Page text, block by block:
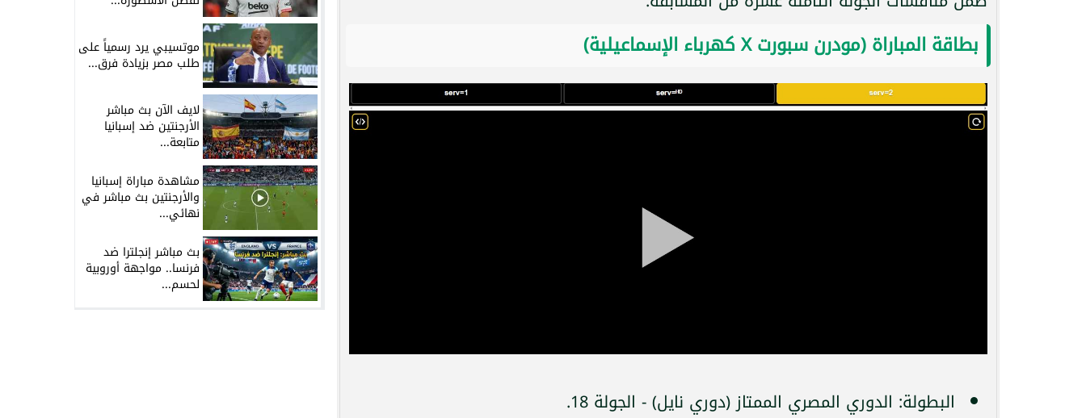
بطاقة المباراة (مودرن سبورت X كهرباء الإسماعيلية)
البطولة: الدوري المصري الممتاز (دوري نايل) - الجولة 18.
موتسيبي يرد رسمياً على
طلب مصر بزيادة فرق...
لايف الآن بث مباشر
الأرجنتين ضد إسبانيا
متابعة...
مشاهدة مباراة إسبانيا
والأرجنتين بث مباشر في
نهائي...
بث مباشر إنجلترا ضد
فرنسا.. مواجهة أوروبية
لحسم...